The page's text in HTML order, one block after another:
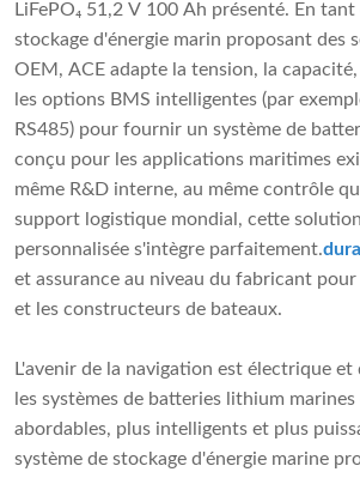
LiFePO₄ 51,2 V 100 Ah présenté. En
stockage d'énergie marin proposant des
OEM, ACE adapte la tension, la
les options BMS intelligentes (par
RS485) pour fournir un système de
conçu pour les applications maritimes
même R&D interne, au même contrôle
support logistique mondial, cette
personnalisée s'intègre parfaitement.
et assurance au niveau du fabricant
et les constructeurs de bateaux.
L'avenir de la navigation est électrique
les systèmes de batteries lithium
abordables, plus intelligents et plus
système de stockage d'énergie marine